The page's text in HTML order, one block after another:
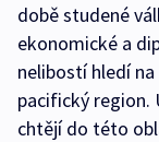
době studené
ekonomické a
nelibostí hledí
pacifický region.
chtějí do této